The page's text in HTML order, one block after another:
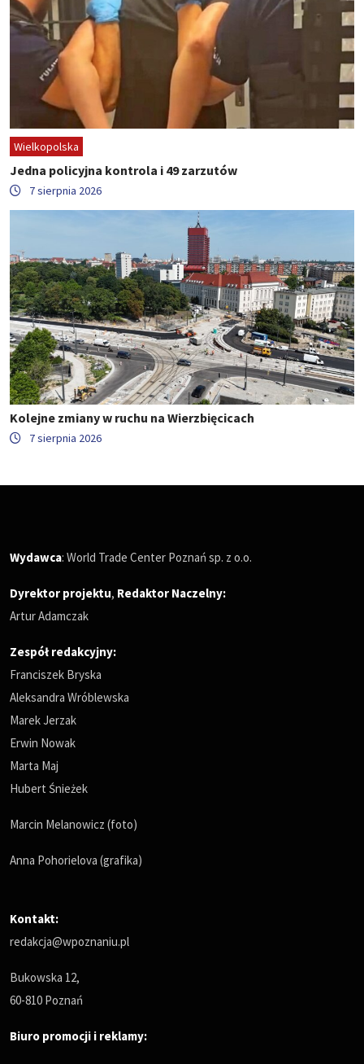
Wielkopolska
Jedna policyjna kontrola i 49 zarzutów
7 sierpnia 2026
Kolejne zmiany w ruchu na Wierzbięcicach
7 sierpnia 2026
Wydawca: World Trade Center Poznań sp. z o.o.
Dyrektor projektu, Redaktor Naczelny:
Artur Adamczak
Zespół redakcyjny:
Franciszek Bryska
Aleksandra Wróblewska
Marek Jerzak
Erwin Nowak
Marta Maj
Hubert Śnieżek
Marcin Melanowicz (foto)
Anna Pohorielova (grafika)
Kontakt:
redakcja@wpoznaniu.pl
Bukowska 12,
60-810 Poznań
Biuro promocji i reklamy: